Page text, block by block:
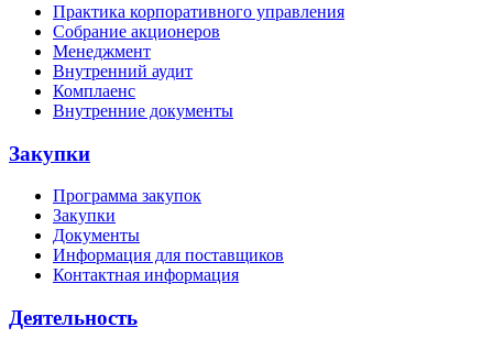
Практика корпоративного управления
Собрание акционеров
Менеджмент
Внутренний аудит
Комплаенс
Внутренние документы
Закупки
Программа закупок
Закупки
Документы
Информация для поставщиков
Контактная информация
Деятельность